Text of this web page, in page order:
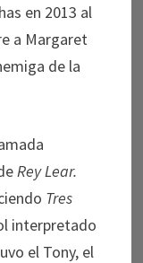
en 2013 al
a Margaret
de la
Rey Lear.
Tres
interpretado
el Tony, el